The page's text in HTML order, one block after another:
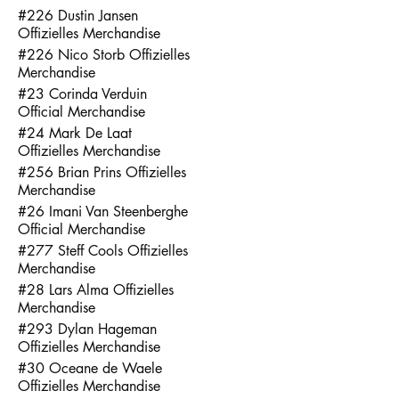
#226 Dustin Jansen
Offizielles Merchandise
#226 Nico Storb Offizielles
Merchandise
#23 Corinda Verduin
Official Merchandise
#24 Mark De Laat
Offizielles Merchandise
#256 Brian Prins Offizielles
Merchandise
#26 Imani Van Steenberghe
Official Merchandise
#277 Steff Cools Offizielles
Merchandise
#28 Lars Alma Offizielles
Merchandise
#293 Dylan Hageman
Offizielles Merchandise
#30 Oceane de Waele
Offizielles Merchandise